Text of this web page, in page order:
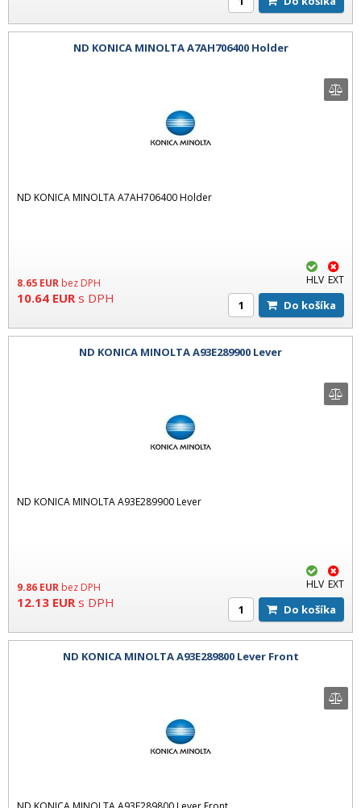
ND KONICA MINOLTA A7AH706400 Holder
ND KONICA MINOLTA A7AH706400 Holder
8.65 EUR bez DPH
10.64 EUR s DPH
HLV EXT
Do košíka
ND KONICA MINOLTA A93E289900 Lever
ND KONICA MINOLTA A93E289900 Lever
9.86 EUR bez DPH
12.13 EUR s DPH
HLV EXT
Do košíka
ND KONICA MINOLTA A93E289800 Lever Front